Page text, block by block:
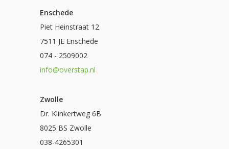
Enschede
Piet Heinstraat 12
7511 JE Enschede
074 - 2509002
info@overstap.nl
Zwolle
Dr. Klinkertweg 6B
8025 BS Zwolle
038-4265301